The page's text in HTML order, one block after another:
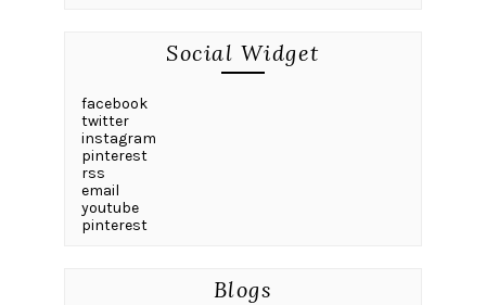
Social Widget
facebook
twitter
instagram
pinterest
rss
email
youtube
pinterest
Blogs